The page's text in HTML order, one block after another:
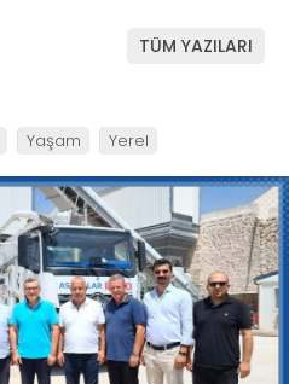
TÜM YAZILARI
Yaşam Yerel